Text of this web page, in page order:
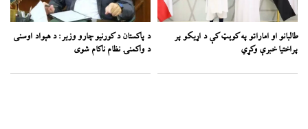
طالبانو او اماراتو په کوېټ کې د اړیکو پر
پراختیا خبرې وکړي
د پاکستان د کورنیو چارو وزیر: د هېواد اوسنی
د واکمنۍ نظام ناکام شوی